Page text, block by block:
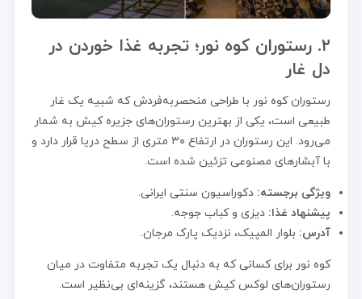
۲. رستوران کوه نور؛ تجربه غذا خوردن در
دل غار
رستوران کوه نور با طراحی منحصربه‌فردش که شبیه یک غار
طبیعی است، یکی از بهترین رستوران‌های جزیره کیش به شمار
می‌رود. این رستوران در ارتفاع ۳۰ متری از سطح دریا قرار دارد و
با آبشارهای مصنوعی تزئین شده است.
ویژگی برجسته: دکوراسیون سنتی ایرانی.
پیشنهاد غذا: دیزی و کباب جوجه.
آدرس: بلوار المپیک، نزدیک پارک مرجان.
کوه نور برای کسانی که به دنبال یک تجربه متفاوت در میان
رستوران‌های لوکس کیش هستند، گزینه‌ای بی‌نظیر است.